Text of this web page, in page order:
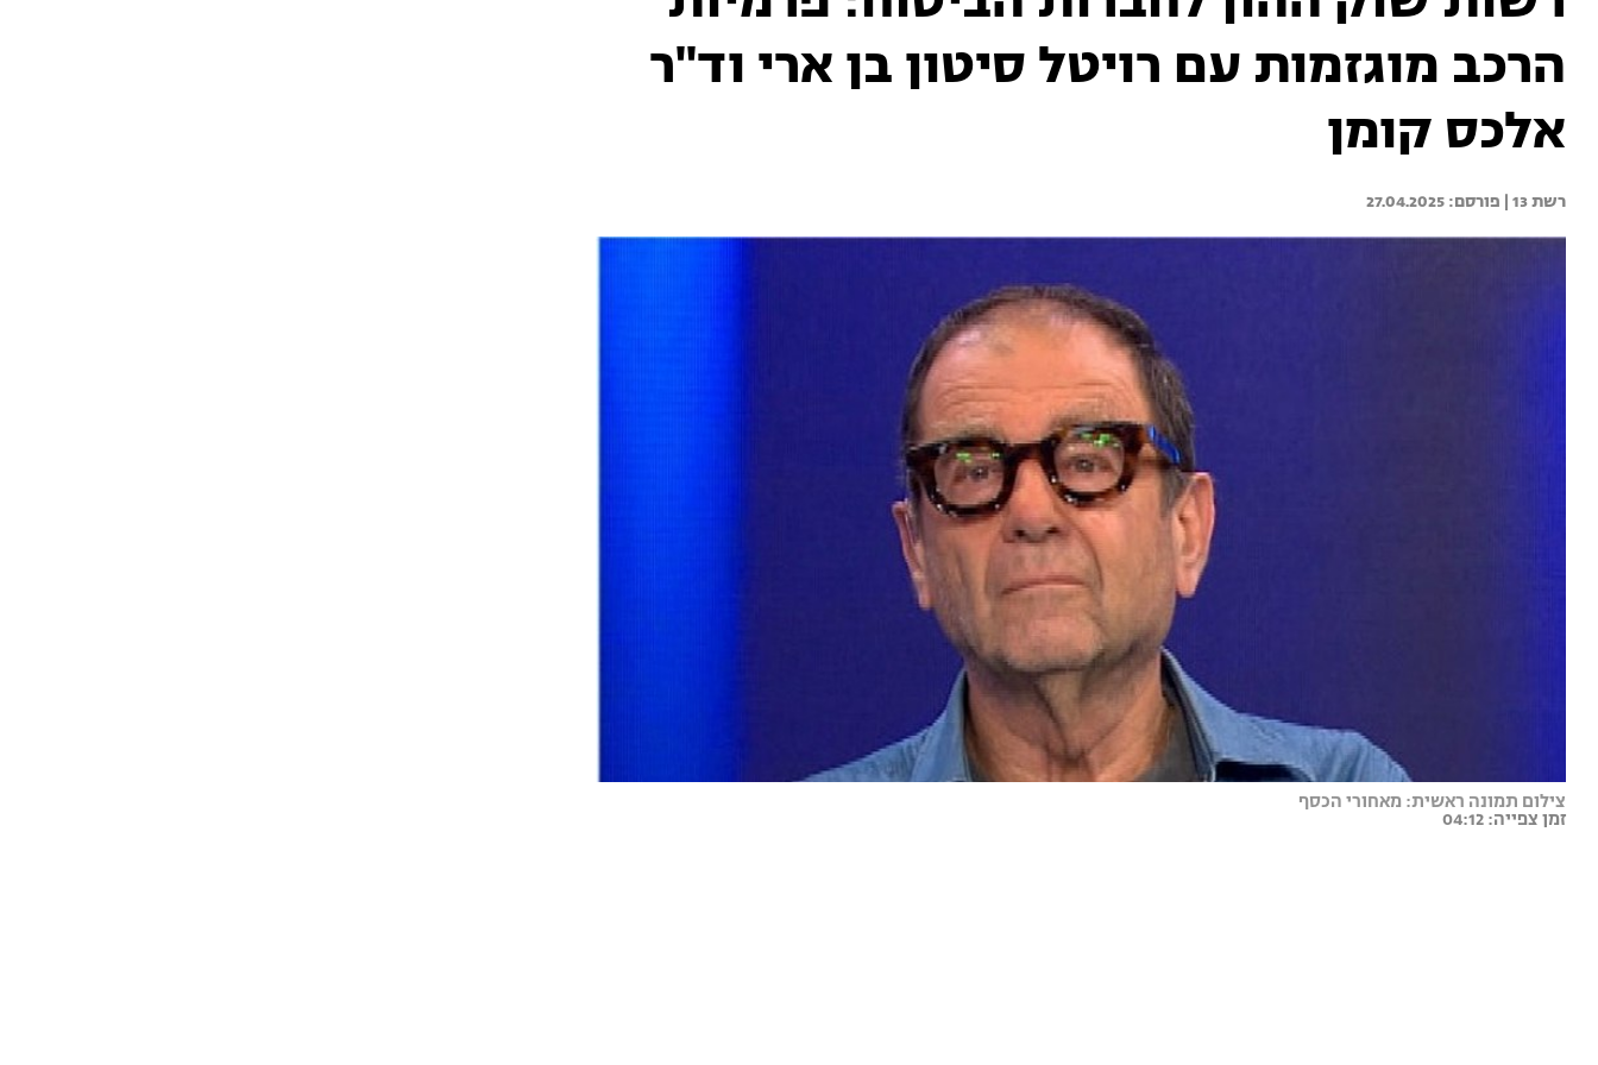
הרכב מוגזמות עם רויטל סיטון בן ארי וד"ר
אלכס קומן
רשת 13 | 27.04.2025
צילום תמונה ראשית: מאחורי הכסף
זמן צפייה: 04:12